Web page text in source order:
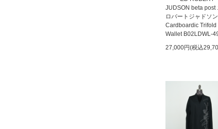
JUDSON beta post
ロバートジャドソン
Cardboardic Trifold
Wallet B02LDWL-
27,000円(税込